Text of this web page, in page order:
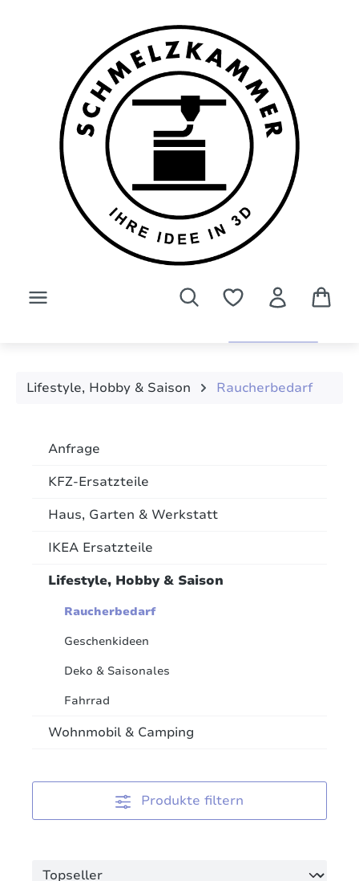
Lifestyle, Hobby & Saison Raucherbedarf
Anfrage
KFZ-Ersatzteile
Haus, Garten & Werkstatt
IKEA Ersatzteile
Lifestyle, Hobby & Saison
Raucherbedarf
Geschenkideen
Deko & Saisonales
Fahrrad
Wohnmobil & Camping
Produkte filtern